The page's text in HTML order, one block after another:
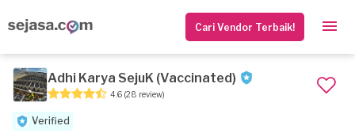
Cari Vendor Terbaik!
Adhi Karya SejuK (Vaccinated)
4.6 (28 review)
Verified